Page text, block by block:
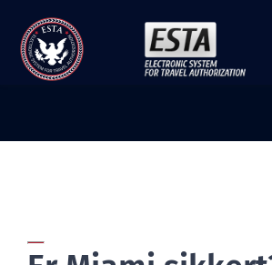
indhold